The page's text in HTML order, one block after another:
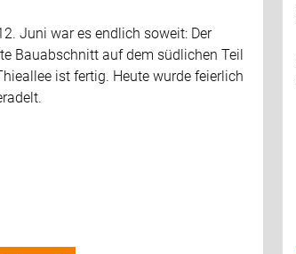
Juni war es endlich soweit: Der
Bauabschnitt auf dem südlichen Teil
ist fertig. Heute wurde feierlich